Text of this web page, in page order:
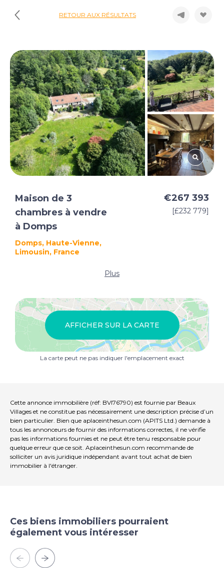
RETOUR AUX RÉSULTATS
Maison de 3
chambres à vendre
à Domps
Domps, Haute-Vienne,
Limousin, France
€267 393
[£232 779]
Plus
AFFICHER SUR LA CARTE
La carte peut ne pas indiquer l'emplacement exact
Cette annonce immobilière (réf: BVI76790) est fournie par Beaux
Villages et ne constitue pas nécessairement une description précise d’un
bien particulier. Bien que aplaceinthesun.com (APITS Ltd.) demande à
tous les annonceurs de fournir des informations correctes, il ne vérifie
pas les informations fournies et ne peut être tenu responsable pour
quelque erreur que ce soit. Aplaceinthesun.com recommande de
solliciter un avis juridique indépendant avant tout achat de bien
immobilier à l'étranger.
Ces biens immobiliers pourraient
également vous intéresser